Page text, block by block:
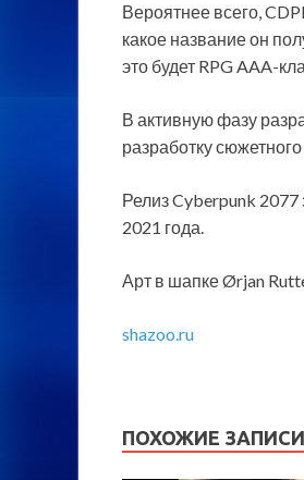
Вероятнее всего,
какое название он
это будет RPG AAA-
В активную фазу
разработку
Релиз Cyberpunk
2021 года.
Арт в шапке Ørjan
shazoo.ru
ПОХОЖИЕ ЗАПИСИ